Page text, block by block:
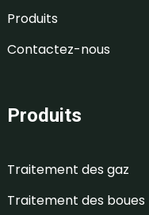
Produits
Contactez-nous
Produits
Traitement des gaz
Traitement des boues